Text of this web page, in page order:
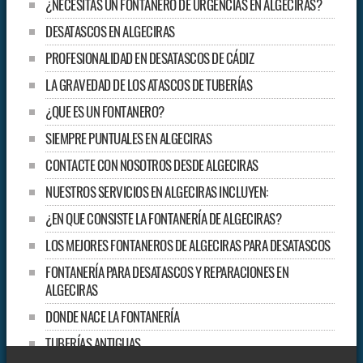
¿NECESITAS UN FONTANERO DE URGENCIAS EN ALGECÍRAS?
DESATASCOS EN ALGECIRAS
PROFESIONALIDAD EN DESATASCOS DE CÁDIZ
LA GRAVEDAD DE LOS ATASCOS DE TUBERÍAS
¿QUE ES UN FONTANERO?
SIEMPRE PUNTUALES EN ALGECIRAS
CONTACTE CON NOSOTROS DESDE ALGECIRAS
NUESTROS SERVICIOS EN ALGECIRAS INCLUYEN:
¿EN QUE CONSISTE LA FONTANERÍA DE ALGECIRAS?
LOS MEJORES FONTANEROS DE ALGECIRAS PARA DESATASCOS
FONTANERÍA PARA DESATASCOS Y REPARACIONES EN
ALGECIRAS
DONDE NACE LA FONTANERÍA
TUBERÍAS ANTIGUAS